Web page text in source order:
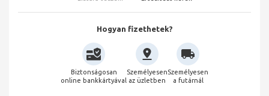
Hogyan fizethetek?
Biztonságosan
online bankkártyával
Személyesen
az üzletben
Személyesen
a futárnál